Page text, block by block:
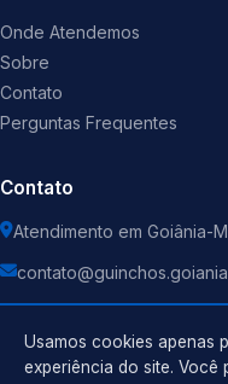
Onde Atendemos
Sobre
Contato
Perguntas Frequentes
Contato
Atendimento em Goiânia-
Usamos cookies apenas
experiência do site. Você